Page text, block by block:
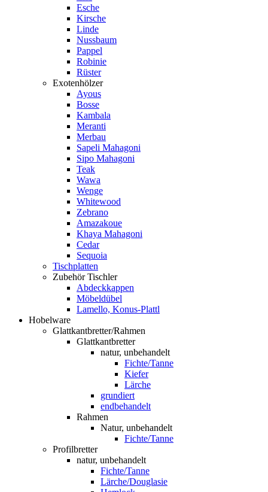
Esche
Kirsche
Linde
Nussbaum
Pappel
Robinie
Rüster
Exotenhölzer
Ayous
Bosse
Kambala
Meranti
Merbau
Sapeli Mahagoni
Sipo Mahagoni
Teak
Wawa
Wenge
Whitewood
Zebrano
Amazakoue
Khaya Mahagoni
Cedar
Sequoia
Tischplatten
Zubehör Tischler
Abdeckkappen
Möbeldübel
Lamello, Konus-Plattl
Hobelware
Glattkantbretter/Rahmen
Glattkantbretter
natur, unbehandelt
Fichte/Tanne
Kiefer
Lärche
grundiert
endbehandelt
Rahmen
Natur, unbehandelt
Fichte/Tanne
Profilbretter
natur, unbehandelt
Fichte/Tanne
Lärche/Douglasie